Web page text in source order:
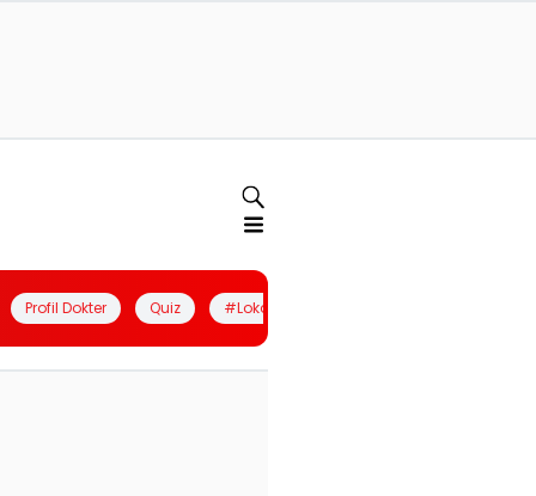
Profil Dokter Quiz #LokalBerdaya